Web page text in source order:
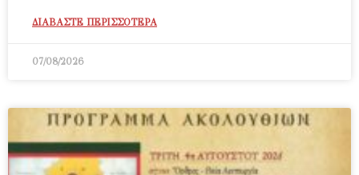
ΔΙΑΒΑΣΤΕ ΠΕΡΙΣΣΟΤΕΡΑ
07/08/2026